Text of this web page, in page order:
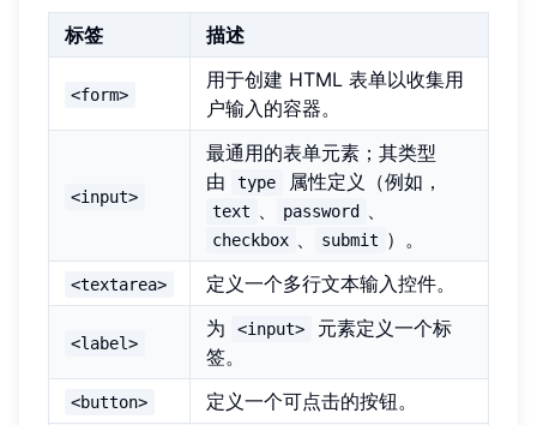
标签 描述
<form>
用于创建 HTML 表单以收集用
户输入的容器。
<input>
最通用的表单元素；其类型
由
type 属性定义（例如，
text password
checkbox submit ）。
<textarea> 定义一个多行文本输入控件。
<label>
为 <input>
元素定义一个标
签。
<button> 定义一个可点击的按钮。